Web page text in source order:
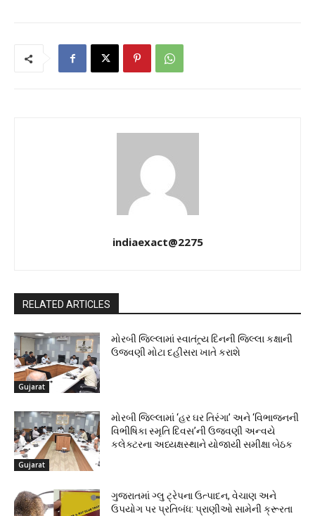
indiaexact@2275
RELATED ARTICLES
Gujarat
મોરબી જિલ્લામાં સ્વાતંત્ર્ય દિનની જિલ્લા કક્ષાની
ઉજવણી મોટા દહીસરા ખાતે કરાશે
Gujarat
મોરબી જિલ્લામાં ‘હર ઘર તિરંગા’ અને ‘વિભાજનની
વિભીષિકા સ્મૃતિ દિવસ’ની ઉજવણી અન્વયે
કલેક્ટરના અધ્યક્ષસ્થાને યોજાયી સમીક્ષા બેઠક
ગુજરાતમાં ગ્લુ ટ્રેપના ઉત્પાદન, વેચાણ અને
ઉપયોગ પર પ્રતિબંધ: પ્રાણીઓ સામેની ક્રૂરતા